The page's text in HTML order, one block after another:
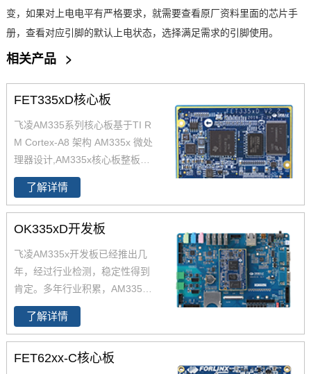
变，如果对上电电平有严格要求，就需要查看原厂资料里面的芯片手
册，查看对应引脚的默认上电状态，选择满足需求的引脚使用。
相关产品 >
FET335xD核心板
飞凌AM335系列核心板基于TI R
M Cortex-A8 架构 AM335x 微处
理器设计,AM335x核心板整板尺
寸47*71mm；AM335X核心板芯
片全部采用工业级用料；AM335
x核心板引脚丰富，引出200pinC
PU引脚，原生支持6路UART；A
了解详情
OK335xD开发板
飞凌AM335x开发板已经推出几
年，经过行业检测，稳定性得到
肯定。多年行业积累，AM335x
的解决方案涉及各行各业，欢迎
进店咨询。飞凌AM335x开发板
基于TI Cortex-A8 AM335x CPU
设计开发，主频800MHz，支持Li
了解详情
FET62xx-C核心板